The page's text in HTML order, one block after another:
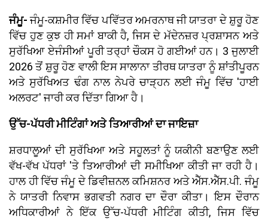
ਜੰਮੂ-ਜੰਮੂ-ਕਸ਼ਮੀਰ ਵਿੱਚ ਪਵਿੱਤਰ ਅਮਰਨਾਥ ਜੀ ਯਾਤਰਾ ਦੇ ਸ਼ੁਰੂ ਹੋਣ
ਵਿੱਚ ਹੁਣ ਕੁਝ ਹੀ ਸਮਾਂ ਬਾਕੀ ਹੈ, ਜਿਸ ਦੇ ਮੱਦੇਨਜ਼ਰ ਪ੍ਰਸ਼ਾਸਨ ਅਤੇ
ਸੁਰੱਖਿਆ ਏਜੰਸੀਆਂ ਪੂਰੀ ਤਰ੍ਹਾਂ ਚੌਕਸ ਹੋ ਗਈਆਂ ਹਨ। 3 ਜੁਲਾਈ
2026 ਤੋਂ ਸ਼ੁਰੂ ਹੋਣ ਵਾਲੀ ਇਸ ਸਾਲਾਨਾ ਤੀਰਥ ਯਾਤਰਾ ਨੂੰ ਸ਼ਾਂਤੀਪੂਰਨ
ਅਤੇ ਸੁਰੱਖਿਅਤ ਢੰਗ ਨਾਲ ਨੇਪਰੇ ਚਾੜ੍ਹਨ ਲਈ ਜੰਮੂ ਵਿੱਚ 'ਹਾਈ
ਅਲਰਟ' ਜਾਰੀ ਕਰ ਦਿੱਤਾ ਗਿਆ ਹੈ।
ਉੱਚ-ਪੱਧਰੀ ਮੀਟਿੰਗਾਂ ਅਤੇ ਤਿਆਰੀਆਂ ਦਾ ਜਾਇਜ਼ਾ
ਸ਼ਰਧਾਲੂਆਂ ਦੀ ਸੁਰੱਖਿਆ ਅਤੇ ਸਹੂਲਤਾਂ ਨੂੰ ਯਕੀਨੀ ਬਣਾਉਣ ਲਈ
ਵੱਖ-ਵੱਖ ਪੱਧਰਾਂ 'ਤੇ ਤਿਆਰੀਆਂ ਦੀ ਸਮੀਖਿਆ ਕੀਤੀ ਜਾ ਰਹੀ ਹੈ।
ਹਾਲ ਹੀ ਵਿੱਚ ਜੰਮੂ ਦੇ ਡਿਵੀਜ਼ਨਲ ਕਮਿਸ਼ਨਰ ਅਤੇ ਐੱਸ.ਐੱਸ.ਪੀ. ਜੰਮੂ
ਨੇ ਯਾਤਰੀ ਨਿਵਾਸ ਭਗਵਤੀ ਨਗਰ ਦਾ ਦੌਰਾ ਕੀਤਾ। ਇਸ ਦੌਰਾਨ
ਅਧਿਕਾਰੀਆਂ ਨੇ ਇੱਕ ਉੱਚ-ਪੱਧਰੀ ਮੀਟਿੰਗ ਕੀਤੀ, ਜਿਸ ਵਿੱਚ